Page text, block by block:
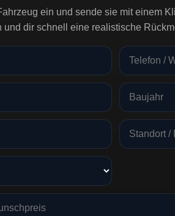
ein und sende sie mit einem
dir schnell eine realistische